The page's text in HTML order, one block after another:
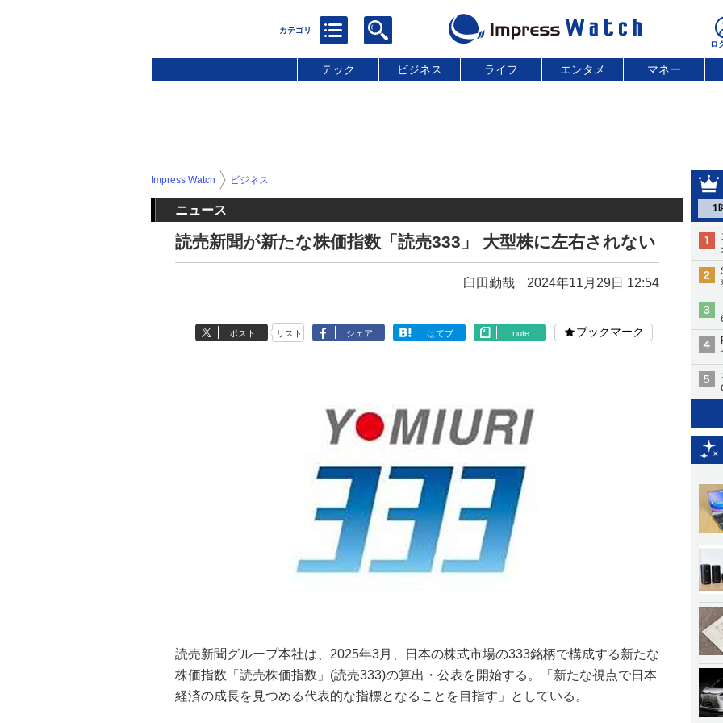
テック ビジネス ライフ エンタメ マネー
1
Impress Watch ビジネス
ニュース
読売新聞が新たな株価指数「読売333」 大型株に左右されない
臼田勤哉 2024年11月29日 12:54
ポスト リスト シェア はてブ note ブックマーク
読売新聞グループ本社は、2025年3月、日本の株式市場の333銘柄で構成する新たな
株価指数「読売株価指数」(読売333)の算出・公表を開始する。「新たな視点で日本
経済の成長を見つめる代表的な指標となることを目指す」としている。